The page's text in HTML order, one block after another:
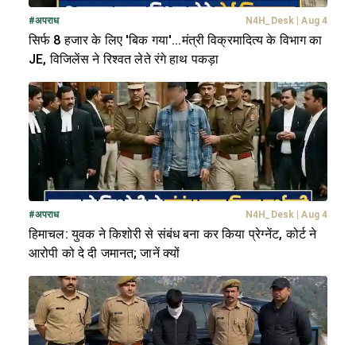
#अपराध N4H_Desk | Aug 4
सिर्फ 8 हजार के लिए 'बिक गया'...मंत्री विक्रमादित्य के विभाग का
JE, विजिलेंस ने रिश्वत लेते रंगे हाथ पकड़ा
#अपराध N4H_Desk | Aug 4
हिमाचल: युवक ने किशोरी से संबंध बना कर किया प्रेग्नेंट, कोर्ट ने
आरोपी को दे दी जमानत; जानें क्यों